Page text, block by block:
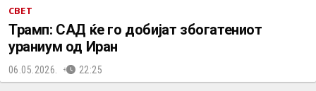
СВЕТ
Трамп: САД ќе го добијат збогатениот
ураниум од Иран
06.05.2026. 22:25